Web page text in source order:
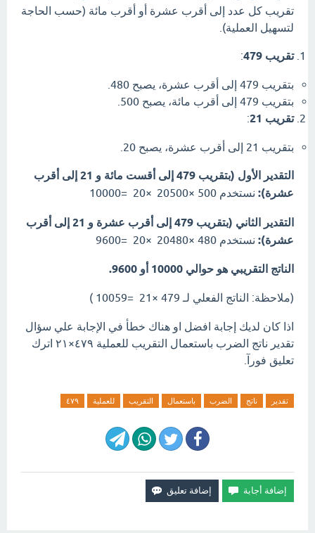
تقريب كل عدد إلى أقرب عشرة أو أقرب مائة (حسب الحاجة
لتسهيل العملية).
تقريب 479
:
بتقريب 479 إلى أقرب عشرة، يصبح 480
بتقريب 479 إلى أقرب مائة، يصبح 500
تقريب 21
:
بتقريب 21 إلى أقرب عشرة، يصبح 20
التقدير الأول (بتقريب 479 إلى أقست مائة و 21 إلى أقرب
عشرة): نستخدم 500
×
20500
×
20
=
10000
التقدير الثاني (بتقريب 479 إلى أقرب عشرة و 21 إلى أقرب
عشرة): نستخدم 480
×
20480
×
20
=
9600
الناتج التقريبي هو حوالي 10000 أو 9600
.
(ملاحظة: الناتج الفعلي لـ 479
×
21
=
10059
)
اذا كان لديك إجابة افضل او هناك خطأ في الإجابة علي سؤال
تقدير ناتج الضرب باستعمال التقريب للعملية ٤٧٩×٢١ اترك
تعليق فورآ.
تقدير ناتج الضرب باستعمال التقريب للعملية ٤٧٩